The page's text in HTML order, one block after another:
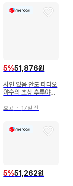
5%51,876원
사인 있음 안도 타다오
야수의 초상 후루야마
효고 ・ 17일 전
5%51,262원